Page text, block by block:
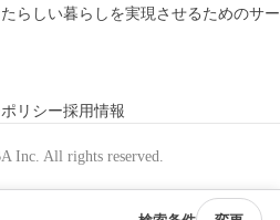
らしい暮らしを実現させるためのサー
リシー採用情報
Inc. All rights reserved.